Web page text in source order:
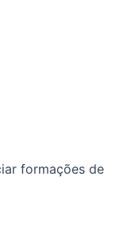
formações de